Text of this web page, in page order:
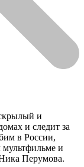
и
и следит за
в России,
и
Перумова.